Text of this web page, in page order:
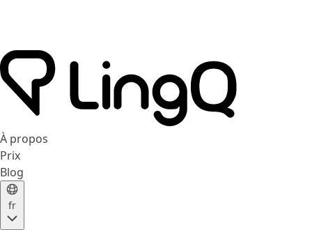
À propos
Prix
Blog
fr